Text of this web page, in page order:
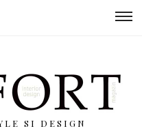
SI DESIGN